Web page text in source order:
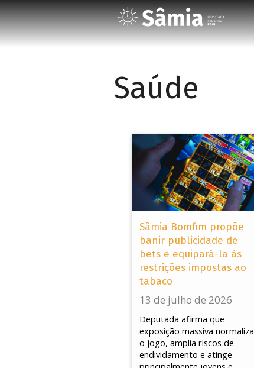
Saúde
Sâmia Bomfim propõe
banir publicidade de
bets e equipará-la às
restrições impostas ao
tabaco
13 de julho de 2026
Deputada afirma que
exposição massiva normaliza
o jogo, amplia riscos de
endividamento e atinge